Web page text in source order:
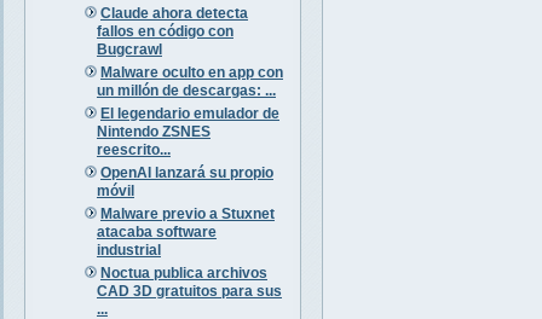
Claude ahora detecta
fallos en código con
Bugcrawl
Malware oculto en app con
un millón de descargas: ...
El legendario emulador de
Nintendo ZSNES
reescrito...
OpenAI lanzará su propio
móvil
Malware previo a Stuxnet
atacaba software
industrial
Noctua publica archivos
CAD 3D gratuitos para sus
...